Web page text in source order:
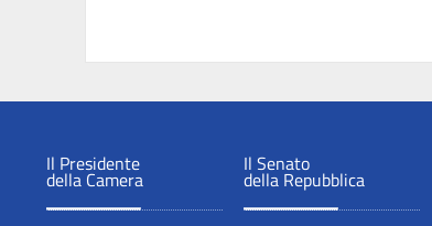
Il Presidente
della Camera
Il Senato
della Repubblica